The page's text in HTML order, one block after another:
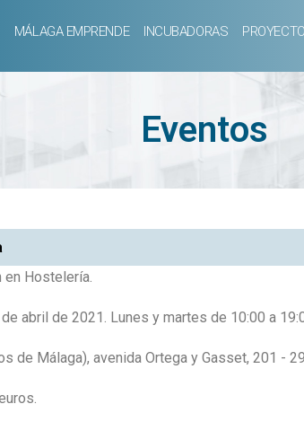
MÁLAGA EMPRENDE INCUBADORAS
Eventos
en Hostelería.
abril de 2021. Lunes y martes de 10:00 a
de Málaga), avenida Ortega y Gasset, 201 -